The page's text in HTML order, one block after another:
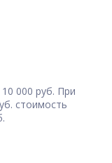
000 руб. При
стоимость